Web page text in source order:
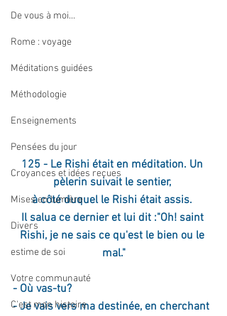
De vous à moi...
Rome : voyage
Méditations guidées
Méthodologie
Enseignements
Pensées du jour
Croyances et idées reçues
Mises en lumière
Divers
estime de soi
Votre communauté
C'est mon histoire
125 - Le Rishi était en méditation. Un
pèlerin suivait le sentier,
à côté duquel le Rishi était assis.
Il salua ce dernier et lui dit :"Oh! saint
Rishi, je ne sais ce qu'est le bien ou le
mal."
- Où vas-tu?
- Je vais vers ma destinée, en cherchant